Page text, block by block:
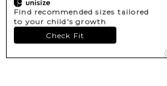
Find recommended sizes tailored
to your child's growth
Check Fit